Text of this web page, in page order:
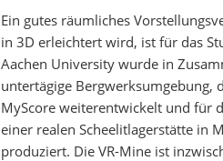
Ein gutes räumliches
in 3D erleichtert wird, ist für das
Aachen University wurde in
untertägige Bergwerksumgebung,
MyScore weiterentwickelt und für
einer realen Scheelitlagerstätte in
produziert. Die VR-Mine ist